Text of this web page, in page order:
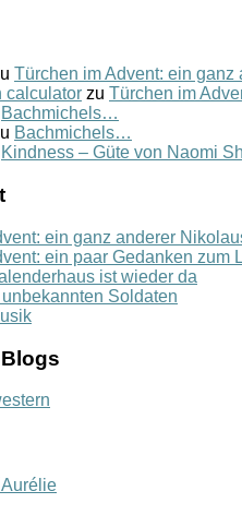
Türchen im Advent: ein ganz
calculator zu Türchen im
Bachmichels…
Bachmichels…
Kindness – Güte von Naomi
ein ganz anderer
ein paar Gedanken zum
ist wieder da
Soldaten